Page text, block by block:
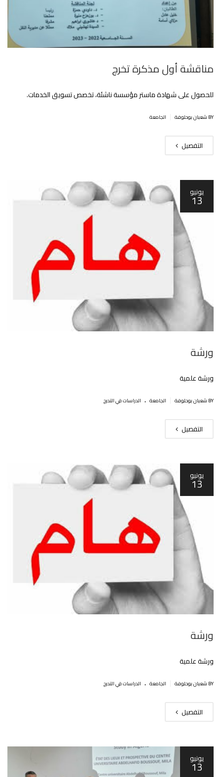
مناقشة أول مذكرة تخرج
للحصول على شهادة ماستر مؤسسة ناشئة، تخصص تسويق الخدمات.
BY شعبان بوحلوفة الجامعة
التفصيل
يونيو
13
ورشة
ورشة علمية
BY شعبان بوحلوفة الجامعة . الدراسات في التدرج
التفصيل
يونيو
13
ورشة
ورشة علمية
BY شعبان بوحلوفة الجامعة . الدراسات في التدرج
التفصيل
يونيو
13